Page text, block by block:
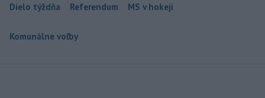
Dielo týždňa Referendum MS v hokeji
Komunálne voľby